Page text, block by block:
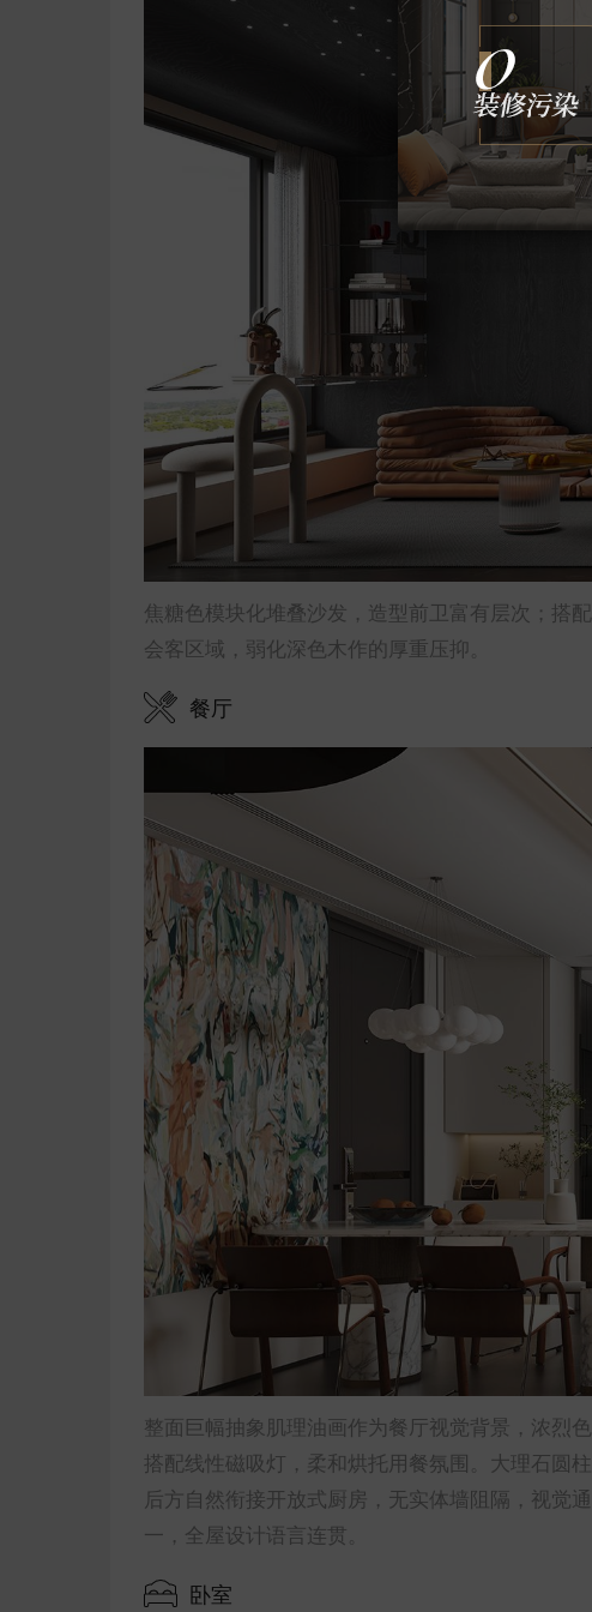
焦糖色模块化堆叠沙发，造型前卫富有层次；搭
会客区域，弱化深色木作的厚重压抑。
餐厅
整面巨幅抽象肌理油画作为餐厅视觉背景，浓烈
搭配线性磁吸灯，柔和烘托用餐氛围。大理石圆
后方自然衔接开放式厨房，无实体墙阻隔，视觉
一，全屋设计语言连贯。
卧室